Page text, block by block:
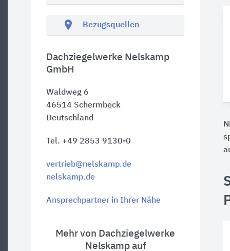
location_on Bezugsquellen
Dachziegelwerke Nelskamp
GmbH
Waldweg 6
46514 Schermbeck
Deutschland
Tel. +49 2853 9130-0
vertrieb@nelskamp.de
nelskamp.de
Ansprechpartner in Ihrer Nähe
Mehr von Dachziegelwerke
Nelskamp auf